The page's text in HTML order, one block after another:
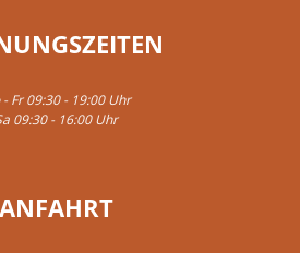
- Fr 09:30 - 19:00 Uhr
09:30 - 16:00 Uhr
ANFAHRT